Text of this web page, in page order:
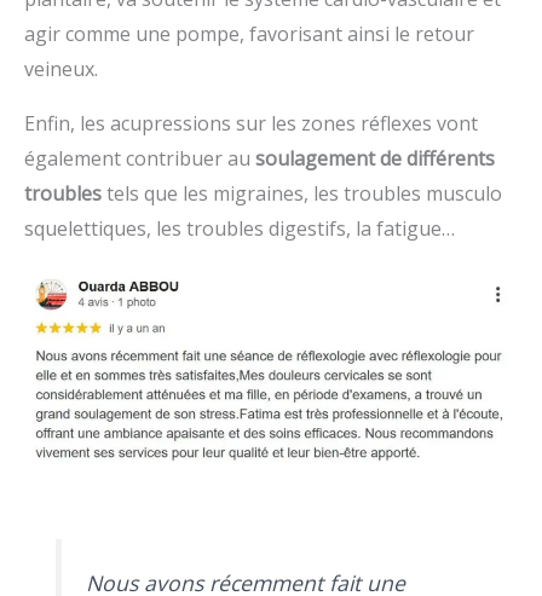
agir comme une pompe, favorisant ainsi le retour
veineux.
Enfin, les acupressions sur les zones réflexes vont
également contribuer au soulagement de différents
troublestels que les migraines, les troubles musculo
squelettiques, les troubles digestifs, la fatigue…
Nous avons récemment fait une